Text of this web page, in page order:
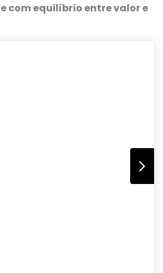
com equilíbrio entre valor e